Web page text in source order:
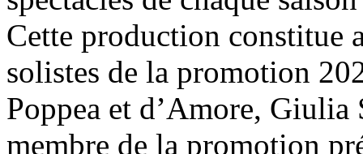
Cette production constitue
solistes de la promotion
Poppea et d’Amore,
membre de la promotion